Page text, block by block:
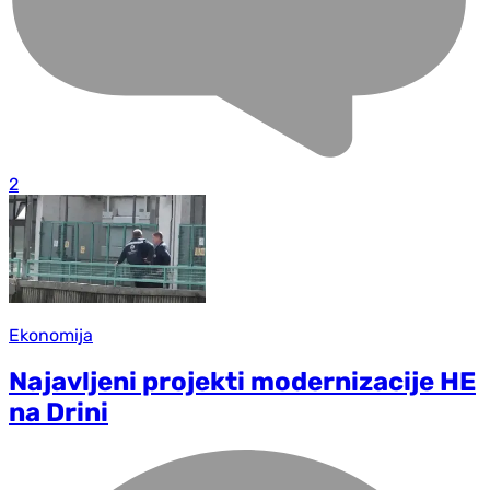
2
Ekonomija
Najavljeni projekti modernizacije HE
na Drini